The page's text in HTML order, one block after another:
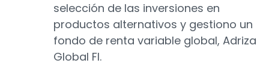
selección de las inversiones en
productos alternativos y gestiono un
fondo de renta variable global, Adriza
Global FI.